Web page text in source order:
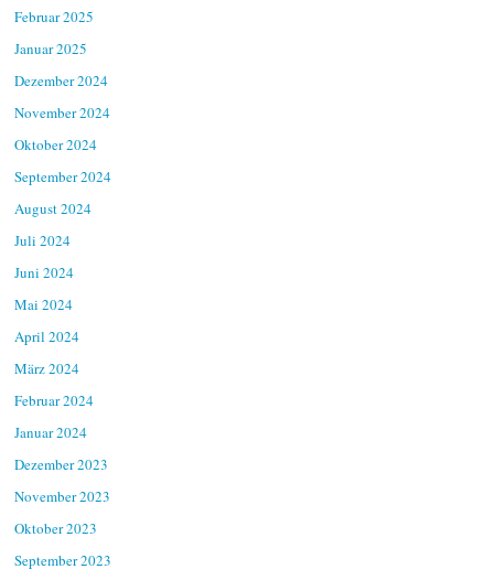
Februar 2025
Januar 2025
Dezember 2024
November 2024
Oktober 2024
September 2024
August 2024
Juli 2024
Juni 2024
Mai 2024
April 2024
März 2024
Februar 2024
Januar 2024
Dezember 2023
November 2023
Oktober 2023
September 2023